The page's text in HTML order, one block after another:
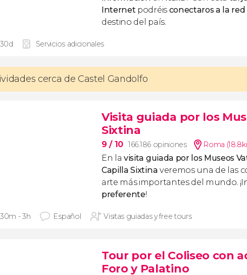
Internet podréis conectaros a la red
destino del país.
Servicios adicionales
cerca de Castel Gandolfo
Visita guiada por los
Sixtina
9/ 10 166.186 opiniones Roma
En lavisita guiada por los Museos
Capilla Sixtina veremos una de las
arte más importantes del mundo.
preferente!
- 3h Español Visitas guiadas y free tours
Tour por el Coliseo con
Foro y Palatino